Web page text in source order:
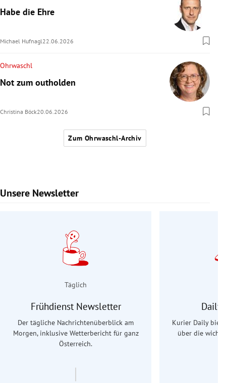
Habe die Ehre
Michael Hufnagl 22.06.2026
Ohrwaschl
Not zum outholden
Christina Böck20.06.2026
Zum Ohrwaschl-Archiv
Unsere Newsletter
Slide 1 von 9
Täglich
Frühdienst Newsletter
Der tägliche Nachrichtenüberblick am
Morgen, inklusive Wetterbericht für ganz
Österreich.
Daily
Kurier Daily
über die